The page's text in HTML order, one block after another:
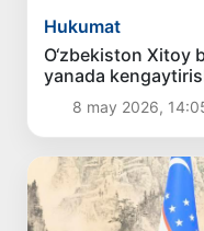
Hukumat
O‘zbekiston Xitoy
yanada
8 may 2026,